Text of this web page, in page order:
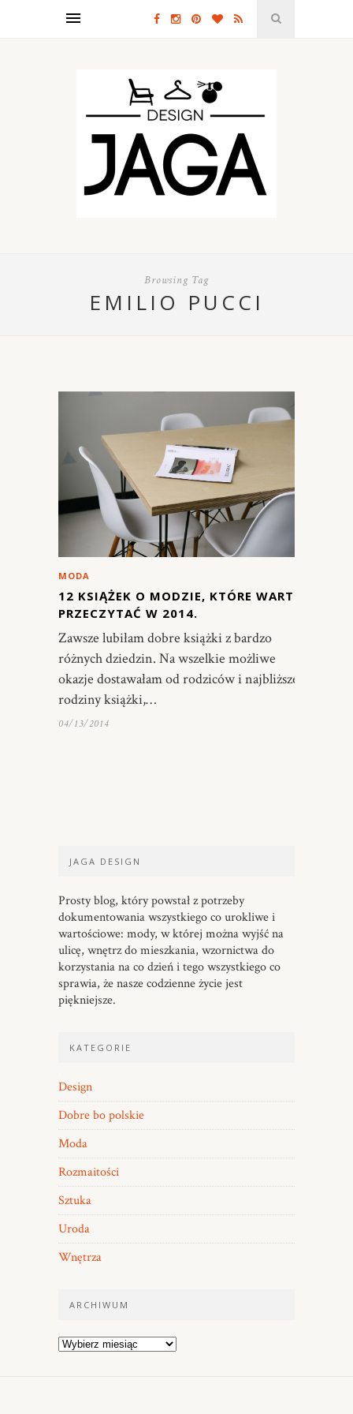
Browsing Tag
EMILIO PUCCI
MODA
12 KSIĄŻEK O MODZIE, KTÓRE WARTO
PRZECZYTAĆ W 2014.
Zawsze lubiłam dobre książki z bardzo
różnych dziedzin. Na wszelkie możliwe
okazje dostawałam od rodziców i najbliższej
rodziny książki,…
04/13/2014
JAGA DESIGN
Prosty blog, który powstał z potrzeby
dokumentowania wszystkiego co urokliwe i
wartościowe: mody, w której można wyjść na
ulicę, wnętrz do mieszkania, wzornictwa do
korzystania na co dzień i tego wszystkiego co
sprawia, że nasze codzienne życie jest
piękniejsze.
KATEGORIE
Design
Dobre bo polskie
Moda
Rozmaitości
Sztuka
Uroda
Wnętrza
ARCHIWUM
Archiwum